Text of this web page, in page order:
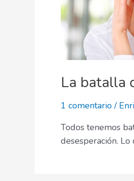
La batalla
1 comentario /
Todos tenemos
desesperación.